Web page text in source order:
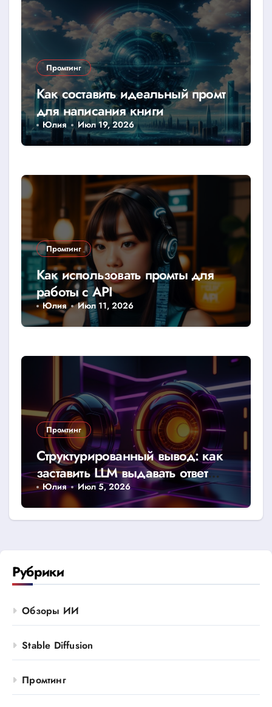
Промтинг
Как составить идеальный промт
для написания книги
Юлия Июл 19, 2026
Промтинг
Как использовать промты для
работы с API
Юлия Июл 11, 2026
Промтинг
Структурированный вывод: как
заставить LLM выдавать ответ
строго в JSON или CSV
Юлия Июл 5, 2026
Рубрики
Обзоры ИИ
Stable Diffusion
Промтинг